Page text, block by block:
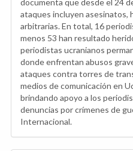
documenta que desde el 24
ataques incluyen asesinatos,
arbitrarias. En total, 16
menos 53 han resultado
periodistas ucranianos
donde enfrentan abusos
ataques contra torres de
medios de comunicación en
brindando apoyo a los
denuncias por crímenes de
Internacional.